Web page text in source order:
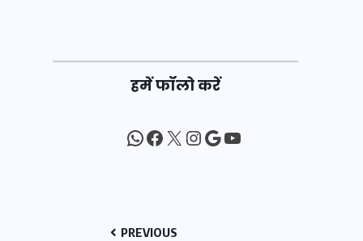
हमें फॉलो करें
WhatsApp
Facebook
X Instagram
Google
YouTube
PREVIOUS